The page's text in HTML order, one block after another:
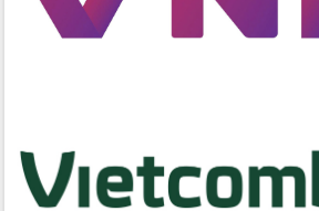
Tập huấn nâng cao năng lực triển khai
chuyển đổi số cho cán bộ, công chức
Đẩy mạnh cải cách hành chính, quyết
tâm đạt được mục tiêu tăng trưởng
hai con số trong năm 2026